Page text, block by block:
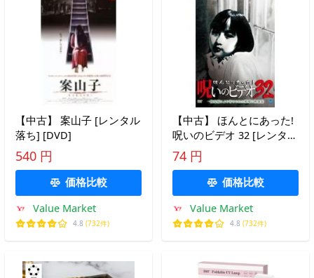
【中古】 案山子 [レンタル
落ち] [DVD]
540 円
価格比較
Value Market
4.8 (732件)
【中古】 ほんとにあった!
呪いのビデオ 32 [レンタル
落ち] [DVD]
74 円
価格比較
Value Market
4.8 (732件)